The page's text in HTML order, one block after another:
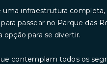
uma infraestrutura
passear no Parque das
opção para se divertir.
contemplam todos os